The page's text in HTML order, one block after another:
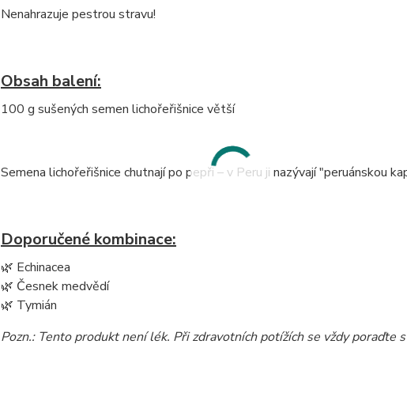
Nenahrazuje pestrou stravu!
Obsah balení:
100 g sušených semen lichořeřišnice větší
Semena lichořeřišnice chutnají po pepři – v Peru ji nazývají "peruánskou
Doporučené kombinace:
🌿 Echinacea
🌿 Česnek medvědí
🌿 Tymián
Pozn.: Tento produkt není lék. Při zdravotních potížích se vždy poraďte